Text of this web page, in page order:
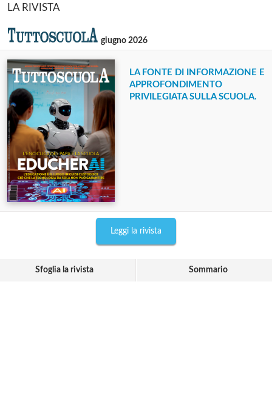
LA RIVISTA
giugno 2026
LA FONTE DI INFORMAZIONE E
APPROFONDIMENTO
PRIVILEGIATA SULLA SCUOLA.
Leggi la rivista
Sfoglia la rivista Sommario